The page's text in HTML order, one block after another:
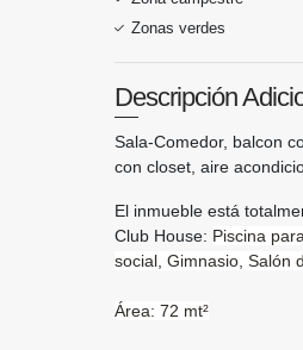
Zonas verdes
Descripción
Sala-Comedor, balcon
con closet, aire
El inmueble está
Club House: Piscina
social, Gimnasio, Salón
Área: 72 mt²